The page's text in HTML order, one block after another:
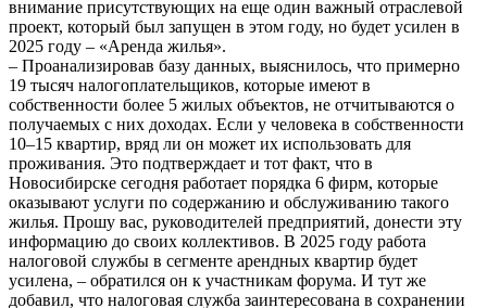
внимание присутствующих на еще один важный отраслевой
проект, который был запущен в этом году, но будет усилен в
2025 году – «Аренда жилья».
– Проанализировав базу данных, выяснилось, что примерно
19 тысяч налогоплательщиков, которые имеют в
собственности более 5 жилых объектов, не отчитываются о
получаемых с них доходах. Если у человека в собственности
10–15 квартир, вряд ли он может их использовать для
проживания. Это подтверждает и тот факт, что в
Новосибирске сегодня работает порядка 6 фирм, которые
оказывают услуги по содержанию и обслуживанию такого
жилья. Прошу вас, руководителей предприятий, донести эту
информацию до своих коллективов. В 2025 году работа
налоговой службы в сегменте арендных квартир будет
усилена, – обратился он к участникам форума. И тут же
добавил, что налоговая служба заинтересована в сохранении